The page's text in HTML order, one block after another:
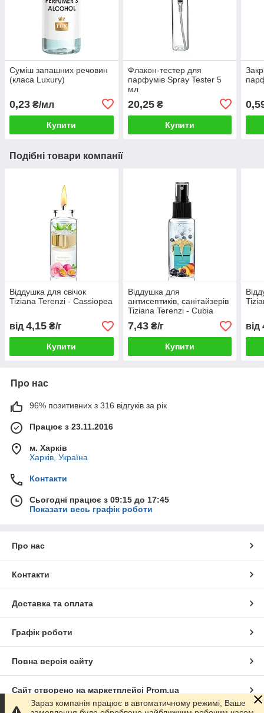
Суміш запашних речовин
(класа Luxury)
0,23 ₴/мл
Купити
Флакон-тестер для
парфумів Spray Tester 5
мл
20,25₴
Купити
Подібні товари компанії
Віддушка для свічок
Tiziana Terenzi - Cassiopea
від 4,15 ₴/г
Купити
Віддушка для
антисептиків, санітайзерів
Tiziana Terenzi - Cubia
7,43₴/г
Купити
від
Про нас
96% позитивних з 316 відгуків за рік
Працює з 23.11.2016
м. Харків
Харків, Україна
Контакти
Сьогодні працює з 09:15 до 17:45
Показати весь графік роботи
Про нас
Контакти
Доставка та оплата
Графік роботи
Повна версія сайту
Сайт створено на маркетплейсі Prom.ua
Зараз компанія працює в автоматичному режимі, Ваше